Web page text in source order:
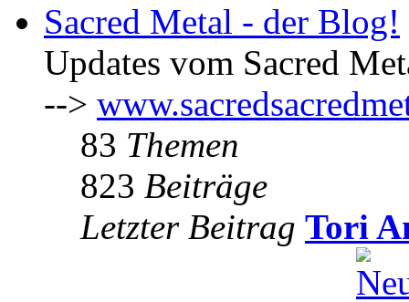
Sacred Metal - der Blog!
Updates vom Sacred
-->
83 Themen
823 Beiträge
Letzter Beitrag Tori